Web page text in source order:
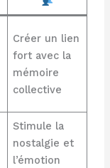
Créer un lien
fort avec la
mémoire
collective
Stimule la
nostalgie et
l’émotion